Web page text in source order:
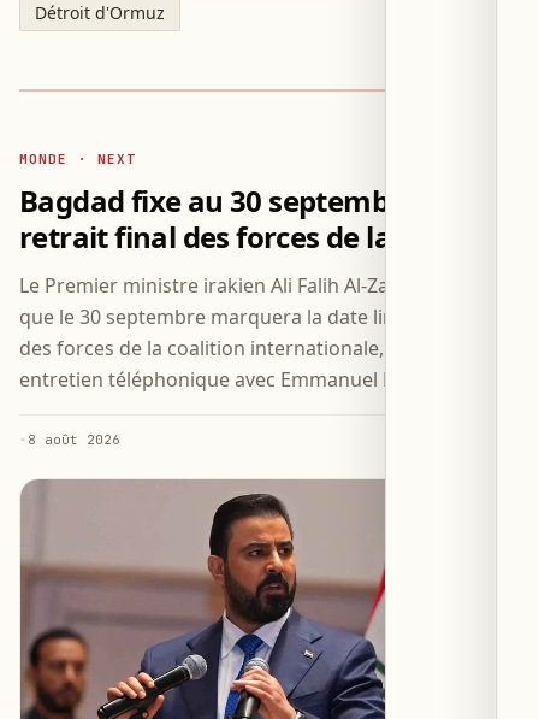
Détroit d'Ormuz
MONDE · NEXT
Bagdad fixe au 30 septembre le
retrait final des forces de la coalition
Le Premier ministre irakien Ali Falih Al-Zaidi a confirmé
que le 30 septembre marquera la date limite du retrait
des forces de la coalition internationale, lors d’un
entretien téléphonique avec Emmanuel Macron.
· 8 août 2026